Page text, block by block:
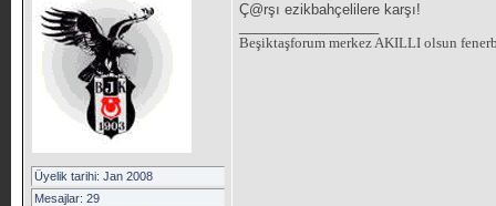
Üyelik tarihi: Jan 2008
Mesajlar: 29
Ç@rşı ezikbahçelilere karşı!
Beşiktaşforum merkez AKILLI olsun